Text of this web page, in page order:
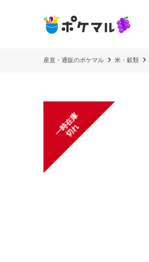
産直・通販のポケマル 米・穀類
一
時
在
庫
切
れ